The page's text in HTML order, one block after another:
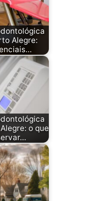
Alegre:
o que